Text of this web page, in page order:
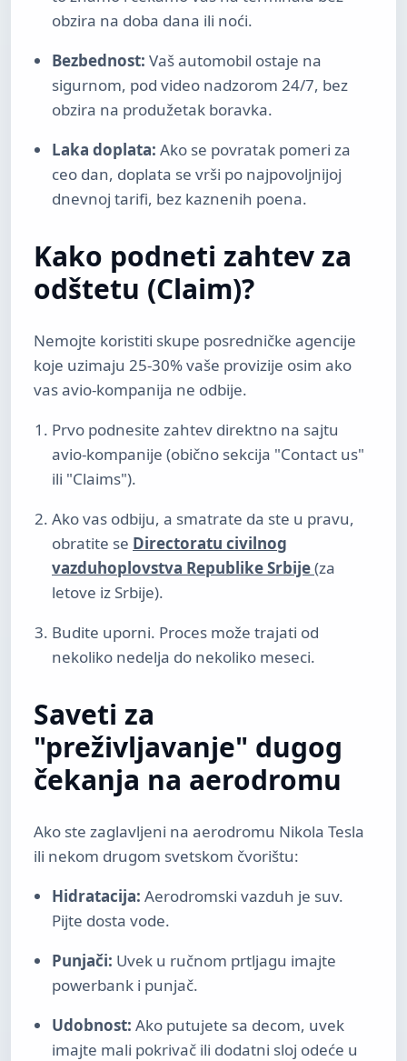
obzira na doba dana ili noći.
Bezbednost: Vaš automobil ostaje na
sigurnom, pod video nadzorom 24/7, bez
obzira na produžetak boravka.
Laka doplata: Ako se povratak pomeri za
ceo dan, doplata se vrši po najpovoljnijoj
dnevnoj tarifi, bez kaznenih poena.
Kako podneti zahtev za
odštetu (Claim)?
Nemojte koristiti skupe posredničke agencije
koje uzimaju 25-30% vaše provizije osim ako
vas avio-kompanija ne odbije.
Prvo podnesite zahtev direktno na sajtu
avio-kompanije (obično sekcija "Contact us"
ili "Claims").
Ako vas odbiju, a smatrate da ste u pravu,
obratite se Directoratu civilnog
vazduhoplovstva Republike Srbije(za
letove iz Srbije).
Budite uporni. Proces može trajati od
nekoliko nedelja do nekoliko meseci.
Saveti za
"preživljavanje" dugog
čekanja na aerodromu
Ako ste zaglavljeni na aerodromu Nikola Tesla
ili nekom drugom svetskom čvorištu:
Hidratacija: Aerodromski vazduh je suv.
Pijte dosta vode.
Punjači: Uvek u ručnom prtljagu imajte
powerbank i punjač.
Udobnost: Ako putujete sa decom, uvek
imajte mali pokrivač ili dodatni sloj odeće u